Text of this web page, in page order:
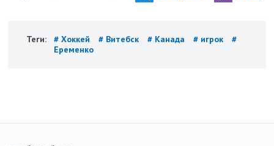
Теги: # Хоккей # Витебск # Канада # игрок
#
Еременко